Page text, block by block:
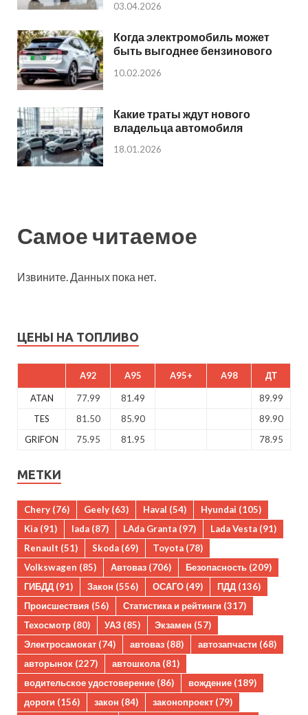
03.04.2026
Когда электромобиль может
быть выгоднее бензинового
10.02.2026
Какие траты ждут нового
владельца автомобиля
18.01.2026
Самое читаемое
Извините. Данных пока нет.
ЦЕНЫ НА ТОПЛИВО
A92 A95 A95+ A98 ДТ
ATAN 77.99 81.49
89.99
TES
81.50 85.90
89.90
GRIFON
75.95 81.95 78.95
МЕТКИ
Chery (76) Geely (63) Haval (54) Hyundai (105)
Kia (91) lada (87) LAda Granta (97) Lada Vesta (91)
Renault (51) Skoda (69) Toyota (78)
Volkswagen (85) Автоваз (706) Безопасность (209)
ГИБДД (91) Закон (556) ОСАГО (49) ПДД (136)
Происшествия (56) Статистика и рейтинги (317)
Техосмотр (80) УАЗ (85) Экзамен (57)
Электросамокат (74) автоваз (88) автозапчасти (68)
авторынок (227) автошкола(81)
водительское удостоверение (86) вождение (189)
дороги (156) закон (84) законопроект (79)